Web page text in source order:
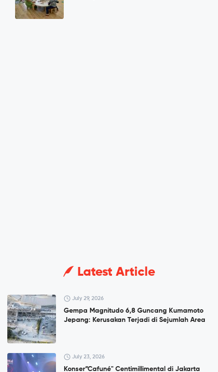
Latest Article
July 29, 2026
Gempa Magnitudo 6,8 Guncang Kumamoto
Jepang: Kerusakan Terjadi di Sejumlah Area
July 23, 2026
Konser”Cafuné" Centimillimental di Jakarta